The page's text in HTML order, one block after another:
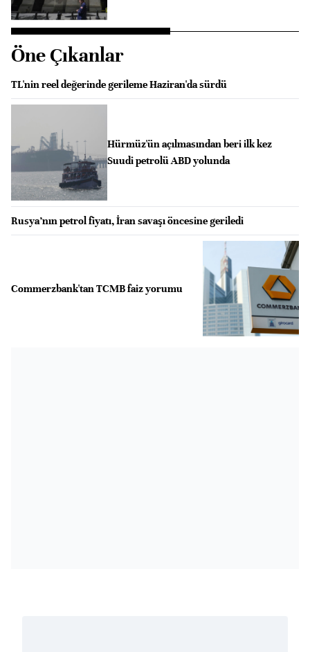
Öne Çıkanlar
TL'nin reel değerinde gerileme Haziran'da sürdü
Hürmüz'ün açılmasından beri ilk kez
Suudi petrolü ABD yolunda
Rusya’nın petrol fiyatı, İran savaşı öncesine geriledi
Commerzbank'tan TCMB faiz yorumu